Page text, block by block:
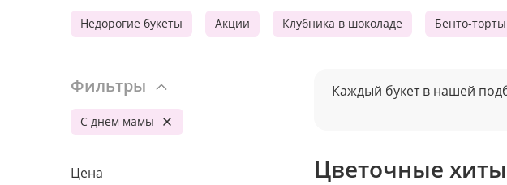
Недорогие букеты Акции Клубника в шоколаде Бенто-торты
Фильтры
С днем мамы
Цена
Каждый букет в нашей
Цветочные